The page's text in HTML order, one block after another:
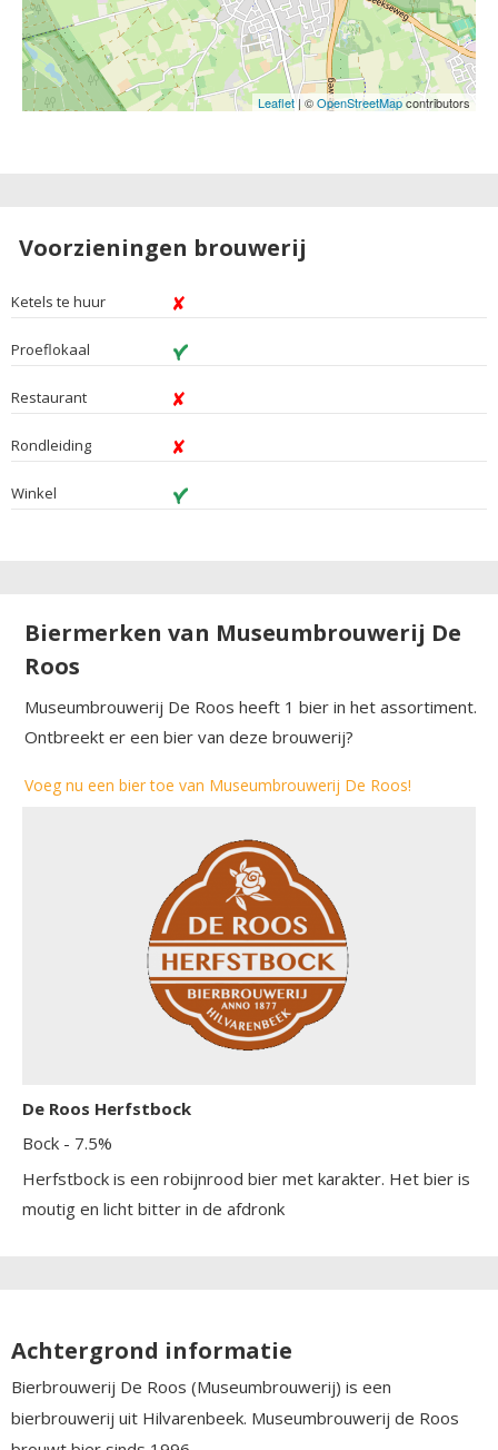
Leaflet | ©OpenStreetMapcontributors
Voorzieningen brouwerij
Ketels te huur
Proeflokaal
Restaurant
Rondleiding
Winkel
Biermerken van Museumbrouwerij De
Roos
Museumbrouwerij De Roos heeft 1 bier in het assortiment.
Ontbreekt er een bier van deze brouwerij?
Voeg nu een bier toe van Museumbrouwerij De Roos!
De Roos Herfstbock
Bock - 7.5%
Herfstbock is een robijnrood bier met karakter. Het bier is
moutig en licht bitter in de afdronk
Achtergrond informatie
Bierbrouwerij De Roos (Museumbrouwerij) is een
bierbrouwerij uit Hilvarenbeek. Museumbrouwerij de Roos